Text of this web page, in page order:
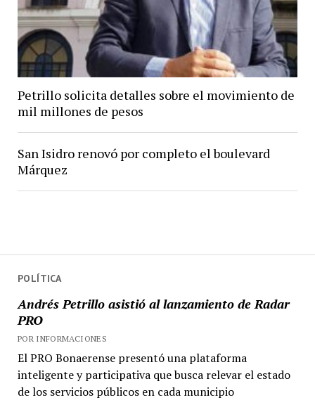
POLÍTICA
Andrés Petrillo asistió al lanzamiento de Radar
PRO
POR INFORMACIONES
El PRO Bonaerense presentó una plataforma
inteligente y participativa que busca relevar el estado
de los servicios públicos en cada municipio
Petrillo solicita detalles sobre el movimiento de
mil millones de pesos
San Isidro renovó por completo el boulevard
Márquez